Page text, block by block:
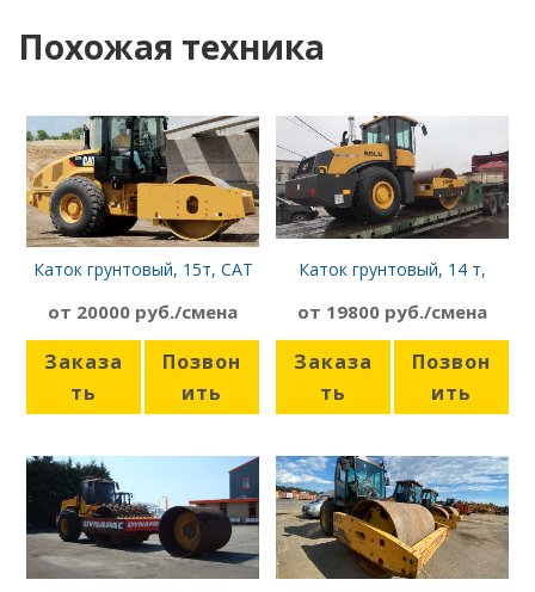
Похожая техника
Каток грунтовый, 15т, CAT
от 20000 руб./смена
Заказа
ть
Позвон
ить
Каток грунтовый, 14 т,
от 19800 руб./смена
Заказа
ть
Позвон
ить